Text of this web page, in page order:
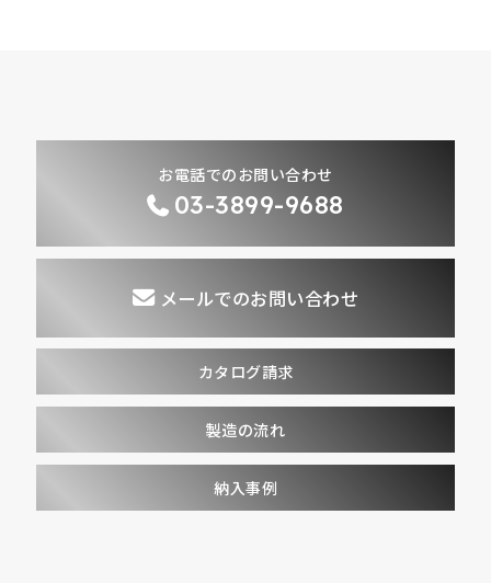
お電話でのお問い合わせ
03-3899-9688
メールでのお問い合わせ
カタログ請求
製造の流れ
納入事例